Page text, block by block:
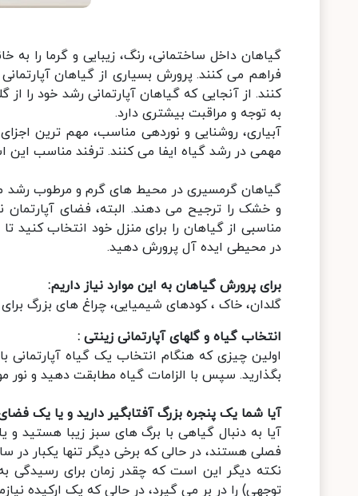
گیاهان داخل ساختمانی، رنگ، زیبایی و گرما را به
فراهم می کنند. پرورش بسیاری از گیاهان
کنند. از آنجایی که گیاهان آپارتمانی رشد خود را از
به توجه و مراقبت بیشتری دارد.
آبیاری، روشنایی و نوردهی مناسب، مهم ترین
مهمی در رشد گیاه ایفا می کنند. ترفند مناسب
گیاهان گرمسیری در محیط های گرم و مرطوب رشد
و خشک را ترجیح می دهند. البته، فضای آپارتمان
مناسبی از گیاهان را برای منزل خود انتخاب کنید
در محیطی ایده آل پرورش دهید.
برای پرورش گیاهان به این موارد نیاز داریم:
گلدان، خاک ، کودهای شیمیایی، چراغ های بزرگ
انتخاب گیاه و گلهای آپارتمانی زینتی :
اولین چیزی که هنگام انتخاب یک گیاه
بگذارید. سپس با الزامات گیاه مطابقت دهید و نور
آیا شما یک پنجره بزرگ آفتابگیر دارید و یا یک
آیا به دنبال گیاهی با برگ های سبز زیبا هستید و
فصلی هستند، در حالی که برخی دیگر تنها یکبار در
نکته دیگر این است که چقدر زمان برای رسیدگی
توجهی) را در بر می گیرد، در حالی که یک ارکیده